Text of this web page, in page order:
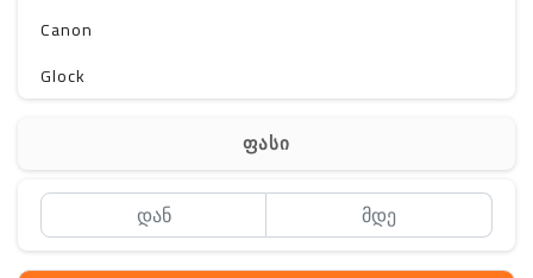
Canon
Glock
Lancer Tactical
SIG SAUER
ფასი